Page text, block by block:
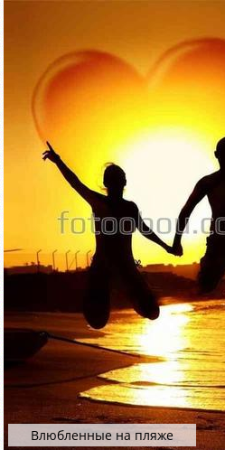
Влюбленные на пляже